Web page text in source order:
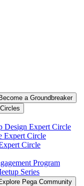
Become a Groundbreaker
Design Expert Circle
Expert Circle
Circle
Program
Series
Pega Community